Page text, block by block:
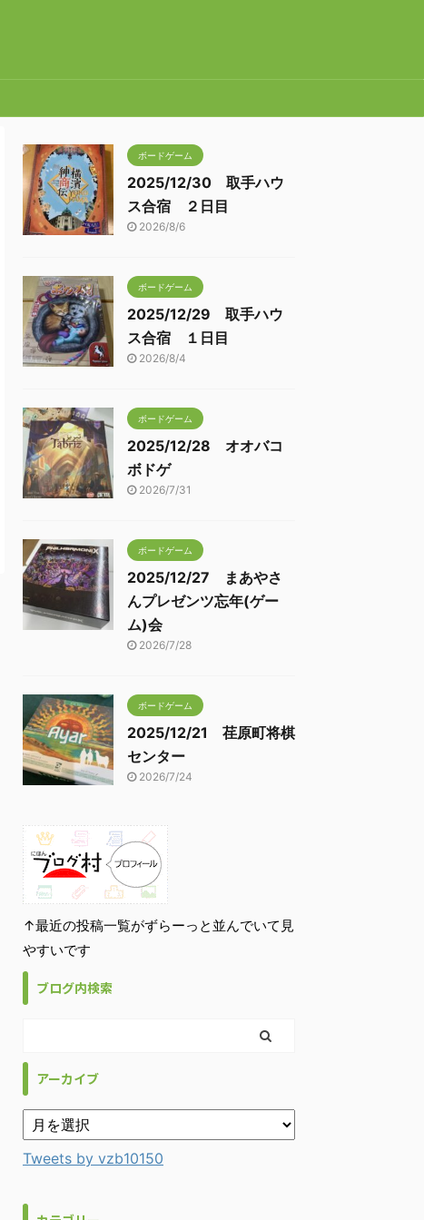
ボードゲーム
2025/12/30 取手ハウ
ス合宿 ２日目
2026/8/6
ボードゲーム
2025/12/29 取手ハウ
ス合宿 １日目
2026/8/4
ボードゲーム
2025/12/28 オオバコ
ボドゲ
2026/7/31
ボードゲーム
2025/12/27 まあやさ
んプレゼンツ忘年(ゲー
ム)会
2026/7/28
ボードゲーム
2025/12/21 荏原町将棋
センター
2026/7/24
↑最近の投稿一覧がずらーっと並んでいて見
やすいです
ブログ内検索
アーカイブ
Tweets by vzb10150